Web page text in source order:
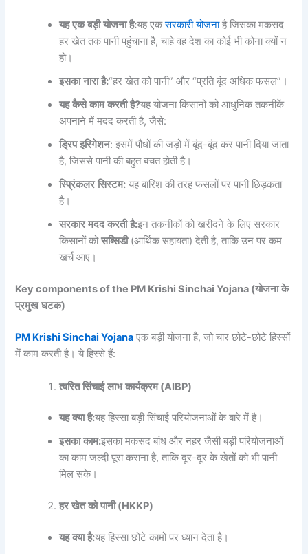
यह एक बड़ी योजना है:यह एकसरकारी योजनाहै जिसका मकसद
हर खेत तक पानी पहुंचाना है, चाहे वह देश का कोई भी कोना क्यों न
हो।
इसका नारा है:“हर खेत को पानी” और “प्रति बूंद अधिक फसल”।
यह कैसे काम करती है?यह योजना किसानों को आधुनिक तकनीकें
अपनाने में मदद करती है, जैसे:
ड्रिप इरिगेशन: इसमें पौधों की जड़ों में बूंद-बूंद कर पानी दिया जाता
है, जिससे पानी की बहुत बचत होती है।
स्प्रिंकलर सिस्टम: यह बारिश की तरह फसलों पर पानी छिड़कता
है।
सरकार मदद करती है:इन तकनीकों को खरीदने के लिए सरकार
किसानों कोसब्सिडी(आर्थिक सहायता) देती है, ताकि उन पर कम
खर्च आए।
Key components of the PM Krishi Sinchai Yojana (योजना के
प्रमुख घटक)
PM Krishi Sinchai Yojana एक बड़ी योजना है, जो चार छोटे-छोटे हिस्सों
में काम करती है। ये हिस्से हैं:
त्वरित सिंचाई लाभ कार्यक्रम(AIBP)
यह क्या है:यह हिस्सा बड़ी सिंचाई परियोजनाओं के बारे में है।
इसका काम:इसका मकसद बांध और नहर जैसी बड़ी परियोजनाओं
का काम जल्दी पूरा कराना है, ताकि दूर-दूर के खेतों को भी पानी
मिल सके।
हर खेत को पानी(HKKP)
यह क्या है:यह हिस्सा छोटे कामों पर ध्यान देता है।